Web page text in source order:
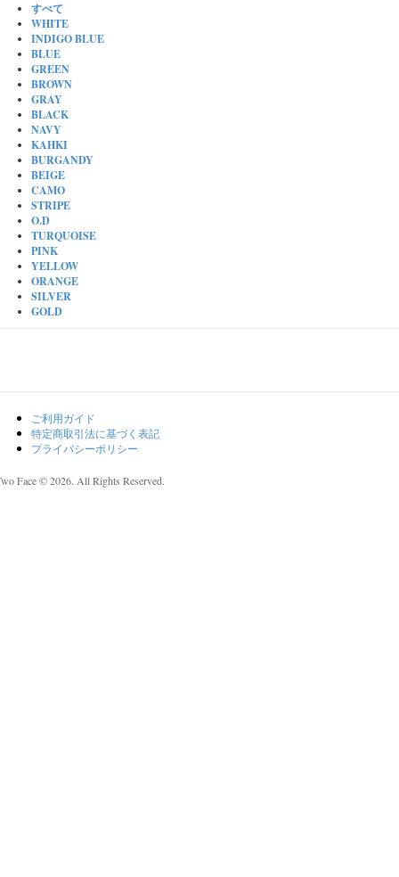
すべて
WHITE
INDIGO BLUE
BLUE
GREEN
BROWN
GRAY
BLACK
NAVY
KAHKI
BURGANDY
BEIGE
CAMO
STRIPE
O.D
TURQUOISE
PINK
YELLOW
ORANGE
SILVER
GOLD
ご利用ガイド
特定商取引法に基づく表記
プライバシーポリシー
Face © 2026. All Rights Reserved.